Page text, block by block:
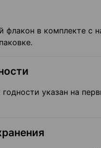
флакон в комплекте с
указан на